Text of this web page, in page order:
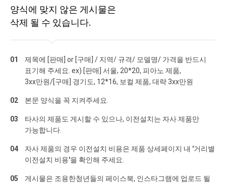
양식에 맞지 않은 게시물은
삭제 될 수 있습니다.
01
제목에 [판매] or [구매] / 지역/ 규격/ 모델명/ 가격을 반드시
표기해 주세요. ex) [판매] 서울, 20*20, 피아노 제품,
3xx만원/[구매] 경기도, 12*16, 보컬 제품, 대략 3xx만원
02 본문 양식을 꼭 지켜주세요.
03
타사의 제품도 게시할 수 있으나, 이전설치는 자사 제품만
가능합니다.
04 자사 제품의 경우 이전설치 비용은 제품 상세페이지 내 '거리별
이전설치 비용'을 확인해 주세요.
05
게시물은 조용한청년들의 페이스북, 인스타그램에 업로드 될